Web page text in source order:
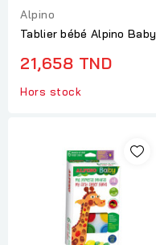
Alpino
Tablier bébé Alpino Baby
21,658 TND
Hors stock